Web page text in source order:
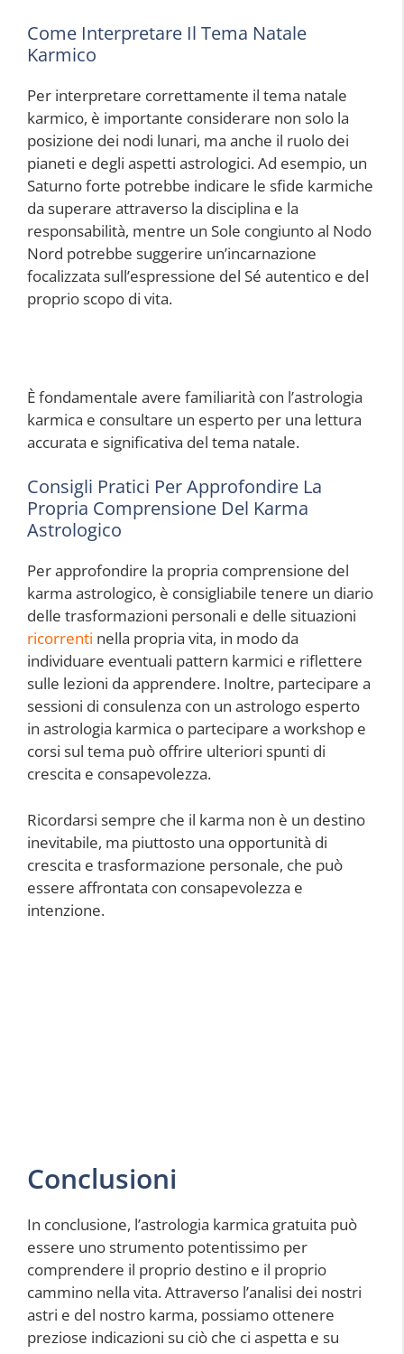
Come Interpretare Il Tema Natale
Karmico
Per interpretare correttamente il tema natale
karmico, è importante considerare non solo la
posizione dei nodi lunari, ma anche il ruolo dei
pianeti e degli aspetti astrologici. Ad esempio, un
Saturno forte potrebbe indicare le sfide karmiche
da superare attraverso la disciplina e la
responsabilità, mentre un Sole congiunto al Nodo
Nord potrebbe suggerire un’incarnazione
focalizzata sull’espressione del Sé autentico e del
proprio scopo di vita.
È fondamentale avere familiarità con l’astrologia
karmica e consultare un esperto per una lettura
accurata e significativa del tema natale.
Consigli Pratici Per Approfondire La
Propria Comprensione Del Karma
Astrologico
Per approfondire la propria comprensione del
karma astrologico, è consigliabile tenere un diario
delle trasformazioni personali e delle situazioni
ricorrenti nella propria vita, in modo da
individuare eventuali pattern karmici e riflettere
sulle lezioni da apprendere. Inoltre, partecipare a
sessioni di consulenza con un astrologo esperto
in astrologia karmica o partecipare a workshop e
corsi sul tema può offrire ulteriori spunti di
crescita e consapevolezza.
Ricordarsi sempre che il karma non è un destino
inevitabile, ma piuttosto una opportunità di
crescita e trasformazione personale, che può
essere affrontata con consapevolezza e
intenzione.
Conclusioni
In conclusione, l’astrologia karmica gratuita può
essere uno strumento potentissimo per
comprendere il proprio destino e il proprio
cammino nella vita. Attraverso l’analisi dei nostri
astri e del nostro karma, possiamo ottenere
preziose indicazioni su ciò che ci aspetta e su